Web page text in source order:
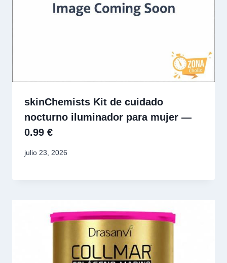
skinChemists Kit de cuidado
nocturno iluminador para mujer —
0.99 €
julio 23, 2026